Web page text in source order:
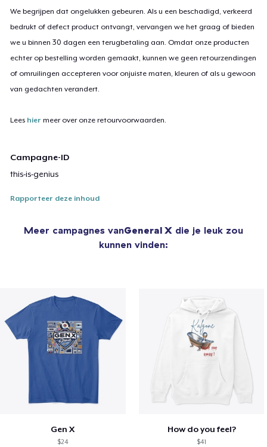
We begrijpen dat ongelukken gebeuren. Als u een beschadigd, verkeerd
bedrukt of defect product ontvangt, vervangen we het graag of bieden
we u binnen 30 dagen een terugbetaling aan. Omdat onze producten
echter op bestelling worden gemaakt, kunnen we geen retourzendingen
of omruilingen accepteren voor onjuiste maten, kleuren of als u gewoon
van gedachten verandert.
Lees hier meer over onze retourvoorwaarden.
Campagne-ID
this-is-genius
Rapporteer deze inhoud
Meer campagnes vanGeneral X die je leuk zou
kunnen vinden:
Gen X
$24
How do you feel?
$41